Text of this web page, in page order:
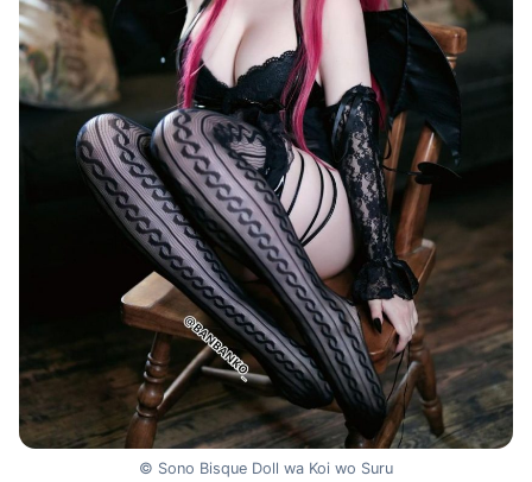
© Sono Bisque Doll wa Koi wo Suru